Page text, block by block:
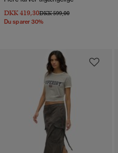
DKK 419,30Pris nedsat fra
DKK 599,00til
Du sparer 30%